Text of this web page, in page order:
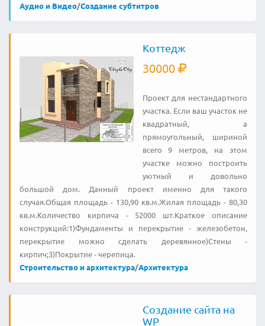
Аудио и Видео/Создание субтитров
Коттедж
30000
Проект для нестандартного
участка. Если ваш участок не
квадратный, а
прямоугольный, шириной
всего 9 метров, на этом
участке можно построить
уютный и довольно
большой дом. Данный проект именно для такого
случая.Общая площадь - 130,90 кв.м.Жилая площадь - 80,30
кв.м.Количество кирпича - 52000 шт.Краткое описание
конструкций:1)Фундаменты и перекрытие - железобетон,
перекрытие можно сделать деревянное)Стены -
кирпич;3)Покрытие - черепица.
Строительство и архитектура/Архитектура
Создание сайта на
WP